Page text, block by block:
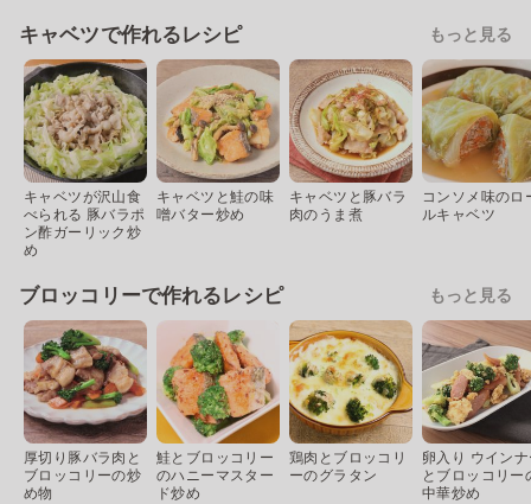
キャベツで作れるレシピ もっと見る
キャベツが沢山食
べられる 豚バラポ
ン酢ガーリック炒
め
キャベツと鮭の味
噌バター炒め
キャベツと豚バラ
肉のうま煮
コンソメ味のロ
ルキャベツ
ブロッコリーで作れるレシピ もっと見る
厚切り豚バラ肉と
ブロッコリーの炒
め物
鮭とブロッコリー
のハニーマスター
ド炒め
鶏肉とブロッコリ
ーのグラタン
卵入り ウイン
とブロッコリー
中華炒め